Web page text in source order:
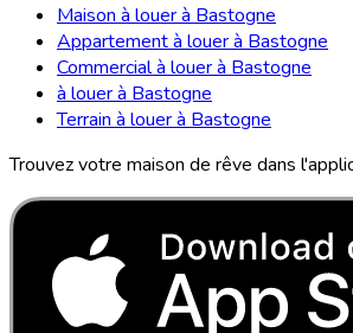
Maison à louer à Bastogne
Appartement à louer à Bastogne
Commercial à louer à Bastogne
à louer à Bastogne
Terrain à louer à Bastogne
Trouvez votre maison de rêve dans